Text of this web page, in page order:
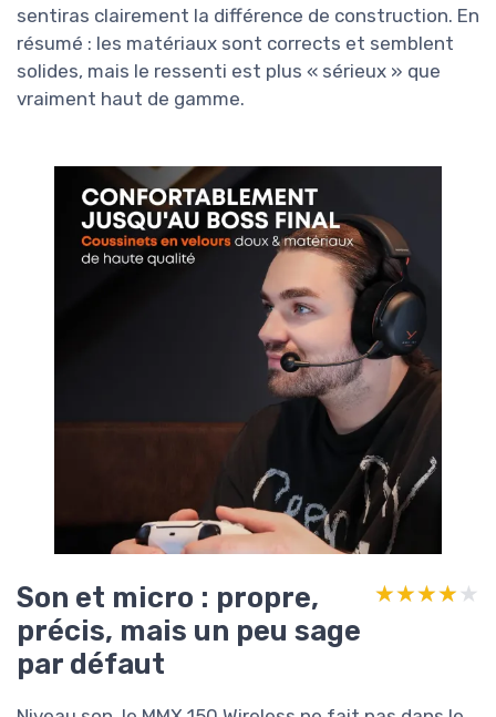
sentiras clairement la différence de construction. En
résumé : les matériaux sont corrects et semblent
solides, mais le ressenti est plus « sérieux » que
vraiment haut de gamme.
Son et micro : propre,
précis, mais un peu sage
par défaut
★★★★★
★★★★★